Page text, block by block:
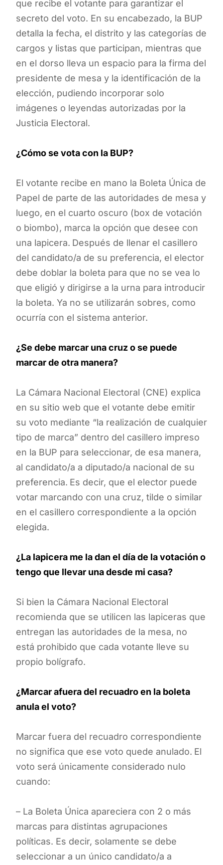
que recibe el votante para garantizar el
secreto del voto. En su encabezado, la BUP
detalla la fecha, el distrito y las categorías de
cargos y listas que participan, mientras que
en el dorso lleva un espacio para la firma del
presidente de mesa y la identificación de la
elección, pudiendo incorporar solo
imágenes o leyendas autorizadas por la
Justicia Electoral.
¿Cómo se vota con la BUP?
El votante recibe en mano la Boleta Única de
Papel de parte de las autoridades de mesa y
luego, en el cuarto oscuro (box de votación
o biombo), marca la opción que desee con
una lapicera. Después de llenar el casillero
del candidato/a de su preferencia, el elector
debe doblar la boleta para que no se vea lo
que eligió y dirigirse a la urna para introducir
la boleta. Ya no se utilizarán sobres, como
ocurría con el sistema anterior.
¿Se debe marcar una cruz o se puede
marcar de otra manera?
La Cámara Nacional Electoral (CNE) explica
en su sitio web que el votante debe emitir
su voto mediante “la realización de cualquier
tipo de marca” dentro del casillero impreso
en la BUP para seleccionar, de esa manera,
al candidato/a a diputado/a nacional de su
preferencia. Es decir, que el elector puede
votar marcando con una cruz, tilde o similar
en el casillero correspondiente a la opción
elegida.
¿La lapicera me la dan el día de la votación o
tengo que llevar una desde mi casa?
Si bien la Cámara Nacional Electoral
recomienda que se utilicen las lapiceras que
entregan las autoridades de la mesa, no
está prohibido que cada votante lleve su
propio bolígrafo.
¿Marcar afuera del recuadro en la boleta
anula el voto?
Marcar fuera del recuadro correspondiente
no significa que ese voto quede anulado. El
voto será únicamente considerado nulo
cuando:
– La Boleta Única apareciera con 2 o más
marcas para distintas agrupaciones
políticas. Es decir, solamente se debe
seleccionar a un único candidato/a a